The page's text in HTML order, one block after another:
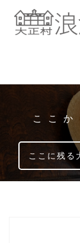
ッ
ここ
ここに残る